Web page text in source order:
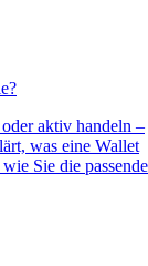
aktiv handeln –
was eine Wallet
Sie die passende